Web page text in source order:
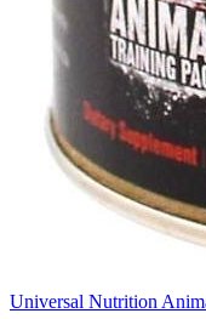
Universal Nutrition